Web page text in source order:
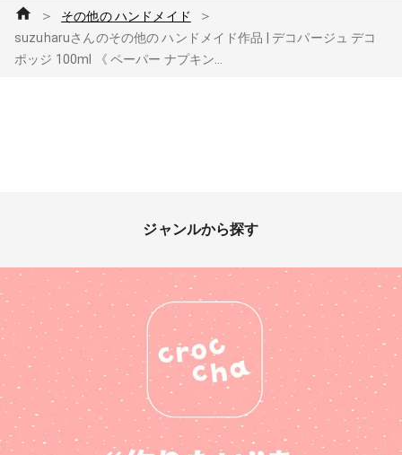
＞ その他の ハンドメイド ＞
suzuharuさんのその他の ハンドメイド作品 | デコパージュ デコ
ポッジ 100ml 《 ペーパー ナプキン...
ジャンルから探す